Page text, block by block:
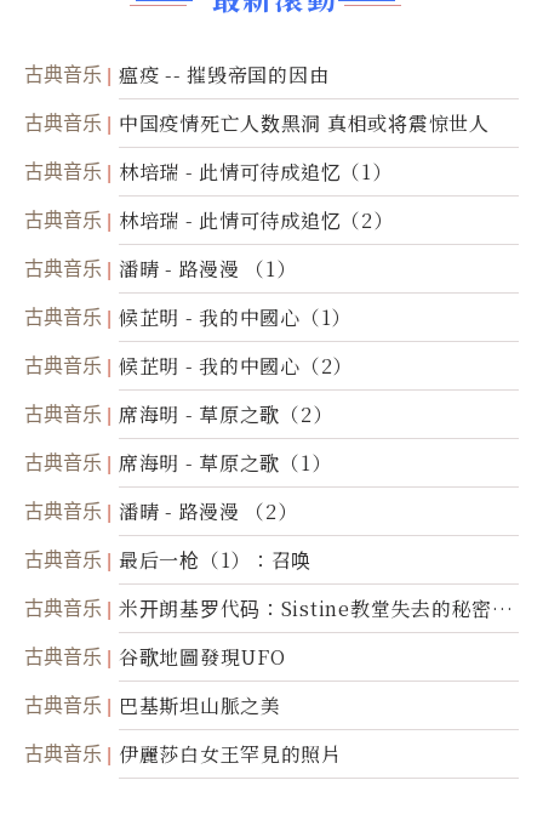
古典音乐 瘟疫 -- 摧毁帝国的因由
古典音乐 中国疫情死亡人数黑洞 真相或将震惊世人
古典音乐 林培瑞 - 此情可待成追忆（1）
古典音乐 林培瑞 - 此情可待成追忆（2）
古典音乐 潘晴 - 路漫漫 （1）
古典音乐 候芷明 - 我的中國心（1）
古典音乐 候芷明 - 我的中國心（2）
古典音乐 席海明 - 草原之歌（2）
古典音乐 席海明 - 草原之歌（1）
古典音乐 潘晴 - 路漫漫 （2）
古典音乐 最后一枪（1）：召唤
古典音乐
米开朗基罗代码：Sistine教堂失去的秘密
(图)
古典音乐 谷歌地圖發現UFO
古典音乐 巴基斯坦山脈之美
古典音乐 伊麗莎白女王罕見的照片